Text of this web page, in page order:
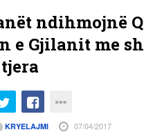
ndihmojnë
e Gjilanit me
KRYELAJMI 07/04/2017